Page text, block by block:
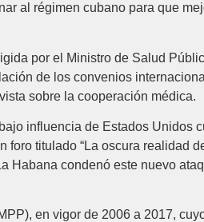
al régimen cubano para que
por el Ministro de Salud
de los convenios
sobre la cooperación médica.
influencia de Estados Unidos
titulado “La oscura realidad
Habana condenó este nuevo
en vigor de 2006 a 2017,